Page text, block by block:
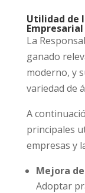
Utilidad de
Empresarial
La
ganado
moderno, y
variedad de
A
principales
empresas y
Mejora
Adoptar